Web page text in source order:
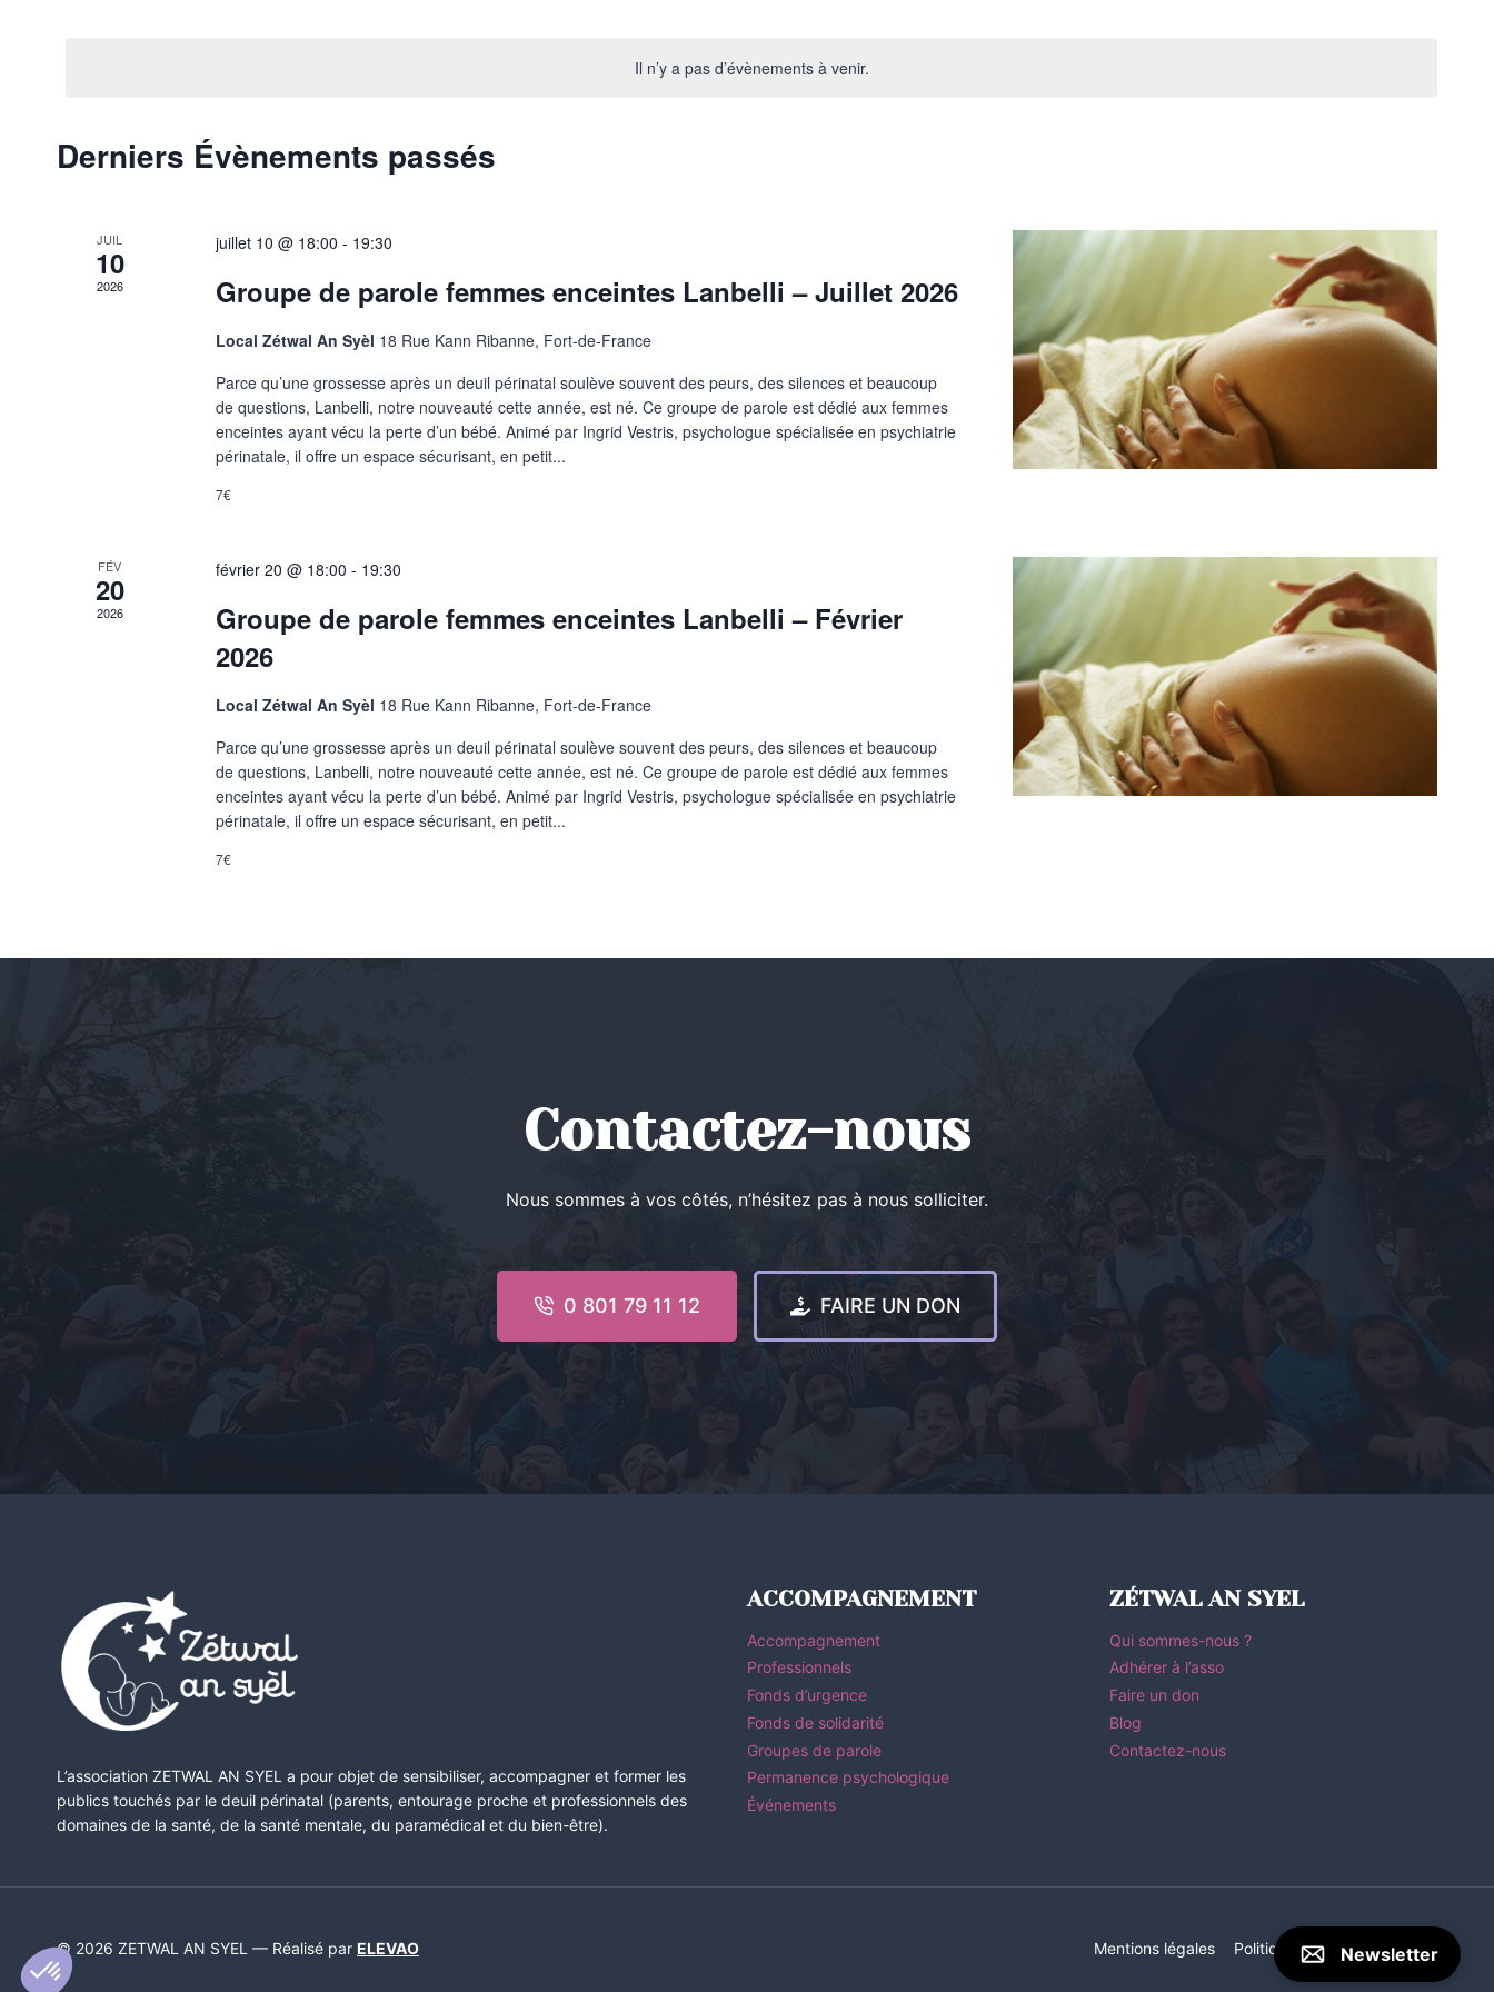
Il n’y a pas d’évènements à venir.
Derniers Évènements passés
JUIL
10
2026
juillet 10 @ 18:00 - 19:30
Groupe de parole femmes enceintes Lanbelli – Juillet 2026
Local Zétwal An Syèl 18 Rue Kann Ribanne, Fort-de-France
Parce qu’une grossesse après un deuil périnatal soulève souvent des peurs, des silences et beaucoup
de questions, Lanbelli, notre nouveauté cette année, est né. Ce groupe de parole est dédié aux femmes
enceintes ayant vécu la perte d’un bébé. Animé par Ingrid Vestris, psychologue spécialisée en psychiatrie
périnatale, il offre un espace sécurisant, en petit...
7€
FÉV
20
2026
février 20 @ 18:00 - 19:30
Groupe de parole femmes enceintes Lanbelli – Février
2026
Local Zétwal An Syèl 18 Rue Kann Ribanne, Fort-de-France
Parce qu’une grossesse après un deuil périnatal soulève souvent des peurs, des silences et beaucoup
de questions, Lanbelli, notre nouveauté cette année, est né. Ce groupe de parole est dédié aux femmes
enceintes ayant vécu la perte d’un bébé. Animé par Ingrid Vestris, psychologue spécialisée en psychiatrie
périnatale, il offre un espace sécurisant, en petit...
7€
Contactez-nous
Nous sommes à vos côtés, n’hésitez pas à nous solliciter.
0 801 79 11 12 FAIRE UN DON
L’association ZETWAL AN SYEL a pour objet de sensibiliser, accompagner et former les
publics touchés par le deuil périnatal (parents, entourage proche et professionnels des
domaines de la santé, de la santé mentale, du paramédical et du bien-être).
ACCOMPAGNEMENT
Accompagnement
Professionnels
Fonds d’urgence
Fonds de solidarité
Groupes de parole
Permanence psychologique
Événements
ZÉTWAL AN SYEL
Qui sommes-nous ?
Adhérer à l’asso
Faire un don
Blog
Contactez-nous
© 2026 ZETWAL AN SYEL — Réalisé par ELEVAO Mentions légales Politique de Confidentialité
Newsletter
Plateforme de Gestion du Consentement : Personnalisez vos Options